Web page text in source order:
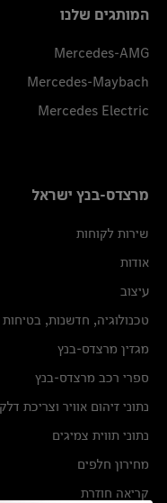
המותגים שלנו
Mercedes-AMG
Mercedes-Maybach
Mercedes Electric
מרצדס-בנץ ישראל
שירות לקוחות
אודות
עיצוב
טכנולוגיה, חדשנות, בטיחות
מגזין מרצדס-בנץ
ספרי רכב מרצדס-בנץ
נתוני זיהום אוויר וצריכת
נתוני תווית צמיגים
מחירון חלפים
קריאה חוזרת